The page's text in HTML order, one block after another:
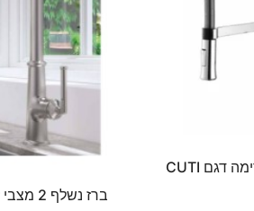
ברז נשלף 2 מצבי זרימה דגם MODO